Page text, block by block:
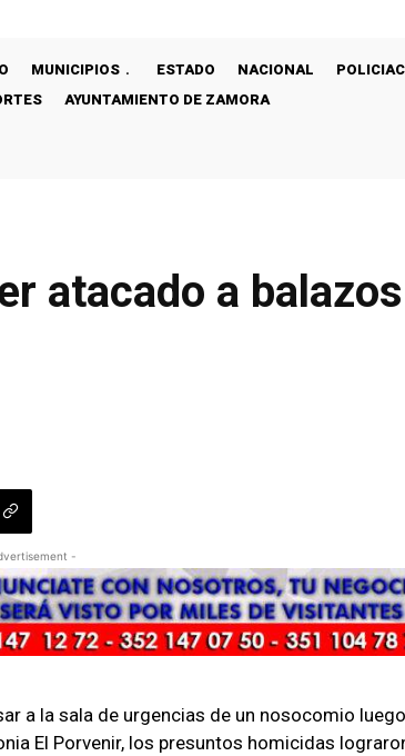
MUNICIPIOS ESTADO NACIONAL
AYUNTAMIENTO DE ZAMORA
atacado a
-
a la sala de urgencias de un nosocomio
El Porvenir, los presuntos homicidas